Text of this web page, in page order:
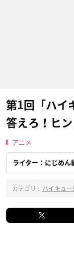
第1回「ハイ
答えろ！ヒン
アニメ
ライター：にじめん
カテゴリ : ハイキュ